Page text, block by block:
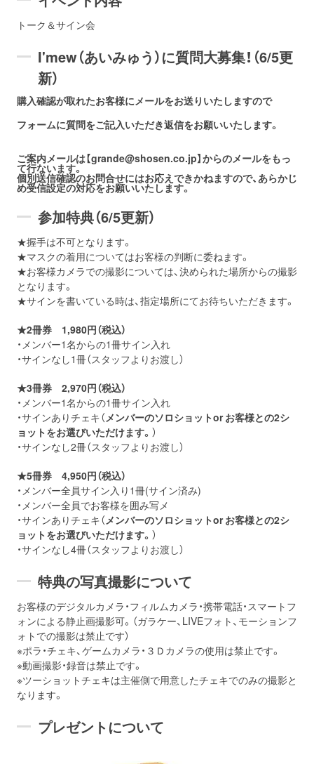
トーク＆サイン会
I'mew（あいみゅう）に質問大募集！（6/5更
新）
購入確認が取れたお客様にメールをお送りいたしますので
フォームに質問をご記入いただき返信をお願いいたします。
ご案内メールは【grande@shosen.co.jp】からのメールをもっ
て行ないます。
個別送信確認のお問合せにはお応えできかねますので、あらかじ
め受信設定の対応をお願いいたします。
参加特典（6/5更新）
★握手は不可となります。
★マスクの着用についてはお客様の判断に委ねます。
★お客様カメラでの撮影については、決められた場所からの撮影
となります。
★サインを書いている時は、指定場所にてお待ちいただきます。
★2冊券 1,980円（税込）
・メンバー1名からの1冊サイン入れ
・サインなし1冊（スタッフよりお渡し）
★3冊券 2,970円（税込）
・メンバー1名からの1冊サイン入れ
・サインありチェキ（メンバーのソロショットor お客様との2シ
ョットをお選びいただけます。 ）
・サインなし2冊（スタッフよりお渡し）
★5冊券 4,950円（税込）
・メンバー全員サイン入り1冊(サイン済み)
・メンバー全員でお客様を囲み写メ
・サインありチェキ（メンバーのソロショットor お客様との2シ
ョットをお選びいただけます。 ）
・サインなし4冊（スタッフよりお渡し）
特典の写真撮影について
お客様のデジタルカメラ・フィルムカメラ・携帯電話・スマートフ
ォンによる静止画撮影可。（ガラケー、LIVEフォト、モーションフ
ォトでの撮影は禁止です）
※ポラ・チェキ、ゲームカメラ・３Ｄカメラの使用は禁止です。
※動画撮影・録音は禁止です。
※ツーショットチェキは主催側で用意したチェキでのみの撮影と
なります。
プレゼントについて